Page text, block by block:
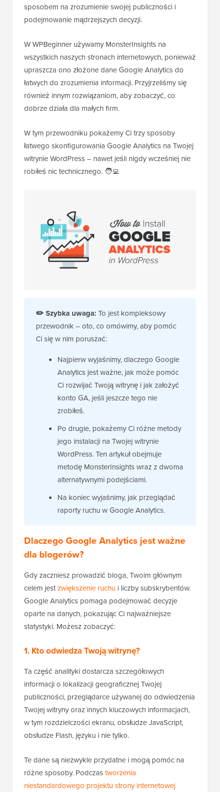
sposobem na zrozumienie swojej publiczności i
podejmowanie mądrzejszych decyzji.
W WPBeginner używamy MonsterInsights na
wszystkich naszych stronach internetowych, ponieważ
upraszcza ono złożone dane Google Analytics do
łatwych do zrozumienia informacji. Przyjrzeliśmy się
również innym rozwiązaniom, aby zobaczyć, co
dobrze działa dla małych firm.
W tym przewodniku pokażemy Ci trzy sposoby
łatwego skonfigurowania Google Analytics na Twojej
witrynie WordPress – nawet jeśli nigdy wcześniej nie
robiłeś nic technicznego. 🧑‍💻
✏️Szybka uwaga: To jest kompleksowy
przewodnik – oto, co omówimy, aby pomóc
Ci się w nim poruszać:
Najpierw wyjaśnimy, dlaczego Google
Analytics jest ważne, jak może pomóc
Ci rozwijać Twoją witrynę i jak założyć
konto GA, jeśli jeszcze tego nie
zrobiłeś.
Po drugie, pokażemy Ci różne metody
jego instalacji na Twojej witrynie
WordPress. Ten artykuł obejmuje
metodę MonsterInsights wraz z dwoma
alternatywnymi podejściami.
Na koniec wyjaśnimy, jak przeglądać
raporty ruchu w Google Analytics.
Dlaczego Google Analytics jest ważne
dla blogerów?
Gdy zaczniesz prowadzić bloga, Twoim głównym
celem jestzwiększenie ruchu i liczby subskrybentów.
Google Analytics pomaga podejmować decyzje
oparte na danych, pokazując Ci najważniejsze
statystyki. Możesz zobaczyć:
1. Kto odwiedza Twoją witrynę?
Ta część analityki dostarcza szczegółowych
informacji o lokalizacji geograficznej Twojej
publiczności, przeglądarce używanej do odwiedzenia
Twojej witryny oraz innych kluczowych informacjach,
w tym rozdzielczości ekranu, obsłudze JavaScript,
obsłudze Flash, języku i nie tylko.
Te dane są niezwykle przydatne i mogą pomóc na
różne sposoby. Podczastworzenia
niestandardowego projektu strony internetowej